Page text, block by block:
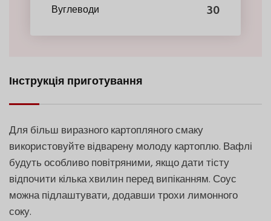
Вуглеводи 30
Інструкція приготування
Для більш виразного картопляного смаку
використовуйте відварену молоду картоплю. Вафлі
будуть особливо повітряними, якщо дати тісту
відпочити кілька хвилин перед випіканням. Соус
можна підлаштувати, додавши трохи лимонного
соку.